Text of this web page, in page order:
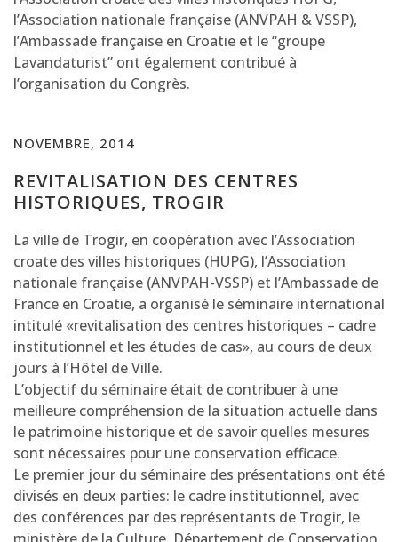
l’Association nationale française (ANVPAH & VSSP),
l’Ambassade française en Croatie et le “groupe
Lavandaturist” ont également contribué à
l’organisation du Congrès.
NOVEMBRE, 2014
REVITALISATION DES CENTRES
HISTORIQUES, TROGIR
La ville de Trogir, en coopération avec l’Association
croate des villes historiques (HUPG), l’Association
nationale française (ANVPAH-VSSP) et l’Ambassade de
France en Croatie, a organisé le séminaire international
intitulé «revitalisation des centres historiques – cadre
institutionnel et les études de cas», au cours de deux
jours à l’Hôtel de Ville.
L’objectif du séminaire était de contribuer à une
meilleure compréhension de la situation actuelle dans
le patrimoine historique et de savoir quelles mesures
sont nécessaires pour une conservation efficace.
Le premier jour du séminaire des présentations ont été
divisés en deux parties: le cadre institutionnel, avec
des conférences par des représentants de Trogir, le